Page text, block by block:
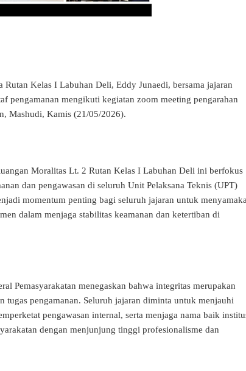
Kelas I Labuhan Deli, Eddy Junaedi, bersama jajaran
pengamanan mengikuti kegiatan zoom meeting pengarahan
Mashudi, Kamis (21/05/2026).
Moralitas Lt. 2 Rutan Kelas I Labuhan Deli ini berfokus
dan pengawasan di seluruh Unit Pelaksana Teknis (UPT)
momentum penting bagi seluruh jajaran untuk
dalam menjaga stabilitas keamanan dan ketertiban di
Pemasyarakatan menegaskan bahwa integritas merupakan
tugas pengamanan. Seluruh jajaran diminta untuk menjauhi
pengawasan internal, serta menjaga nama baik
dengan menjunjung tinggi profesionalisme dan